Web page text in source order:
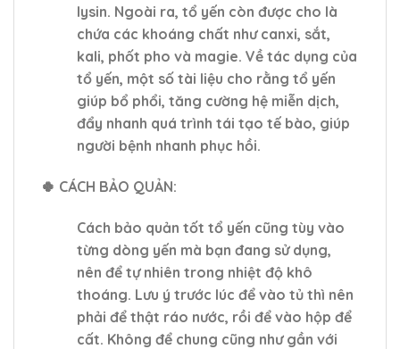
lysin. Ngoài ra, tổ yến còn được cho là
chứa các khoáng chất như canxi, sắt,
kali, phốt pho và magie. Về tác dụng của
tổ yến, một số tài liệu cho rằng tổ yến
giúp bổ phổi, tăng cường hệ miễn dịch,
đẩy nhanh quá trình tái tạo tế bào, giúp
người bệnh nhanh phục hồi.
🍀 CÁCH BẢO QUẢN:
Cách bảo quản tốt tổ yến cũng tùy vào
từng dòng yến mà bạn đang sử dụng,
nên để tự nhiên trong nhiệt độ khô
thoáng. Lưu ý trước lúc để vào tủ thì nên
phải để thật ráo nước, rồi để vào hộp để
cất. Không để chung cũng như gần với